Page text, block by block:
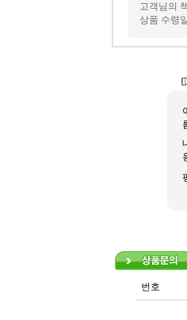
고객님의
상품 수령
이
번호